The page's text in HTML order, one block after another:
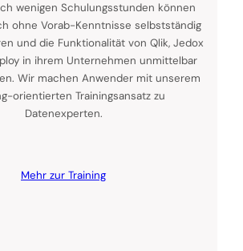
wenigen Schulungsstunden können
ohne Vorab-Kenntnisse selbstständig
und die Funktionalität von Qlik, Jedox
in ihrem Unternehmen unmittelbar
Wir machen Anwender mit unserem
orientierten Trainingsansatz zu
Datenexperten.
Mehr zur Training